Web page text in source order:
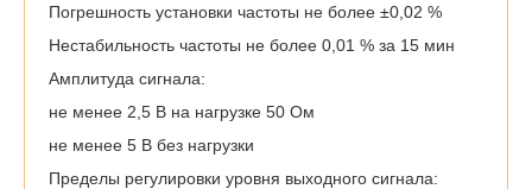
Погрешность установки частоты не более ±0,02 %
Нестабильность частоты не более 0,01 % за 15 мин
Амплитуда сигнала:
не менее 2,5 В на нагрузке 50 Ом
не менее 5 В без нагрузки
Пределы регулировки уровня выходного сигнала: